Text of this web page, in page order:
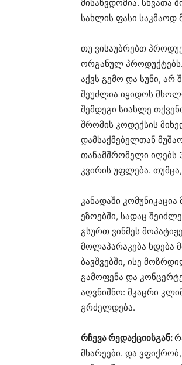
მისაწვდომია. სხვათა
სახლის ფასი საკმაოდ
თუ ვისაუბრებთ
ორგანულ
აქვს გემო და სუნი, არ
შეუძლია იყიდოს
შემდეგი სიახლე
შრომის კოდექსის
დამსაქმებელთან
თანამშრომელი იღებს
კვირის უფლება.
კანადაში
ეზოებში, სადაც
გსურთ ვინმეს
მოლაპარაკება ხდება
ბავშვებში, ისე
გამოფენა და
აღვნიშნო: მკაცრი
გრძელდება.
რჩევა რედაქციისგან:
მხარეები. და